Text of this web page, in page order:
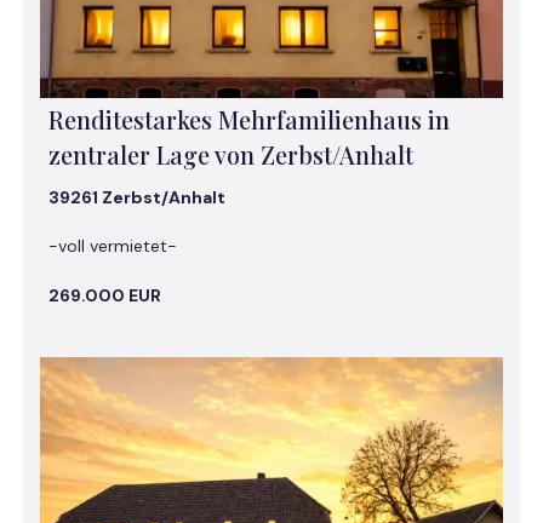
Renditestarkes Mehrfamilienhaus in
zentraler Lage von Zerbst/Anhalt
39261 Zerbst/Anhalt
-voll vermietet-
269.000 EUR